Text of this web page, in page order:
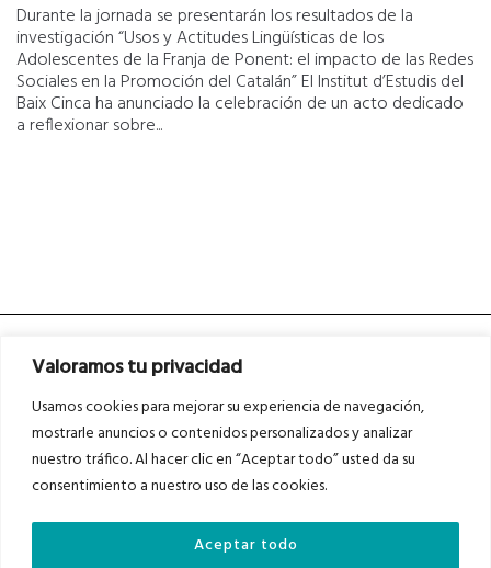
Valoramos tu privacidad
Usamos cookies para mejorar su experiencia de navegación,
mostrarle anuncios o contenidos personalizados y analizar
nuestro tráfico. Al hacer clic en “Aceptar todo” usted da su
consentimiento a nuestro uso de las cookies.
Aceptar todo
Durante la jornada se presentarán los resultados de la
investigación “Usos y Actitudes Lingüísticas de los
Adolescentes de la Franja de Ponent: el impacto de las Redes
Sociales en la Promoción del Catalán” El Institut d’Estudis del
Baix Cinca ha anunciado la celebración de un acto dedicado
a reflexionar sobre...
Asociados a
Auditados por